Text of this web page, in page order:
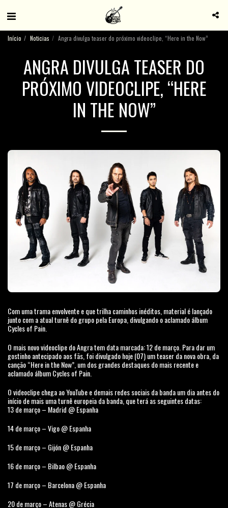
Início Noticias Angra divulga teaser do próximo videoclipe, “Here in the Now”
ANGRA DIVULGA TEASER DO
PRÓXIMO VIDEOCLIPE, “HERE
IN THE NOW”
Com uma trama envolvente e que trilha caminhos inéditos, material é lançado
junto com a atual turnê do grupo pela Europa, divulgando o aclamado álbum
Cycles of Pain.
O mais novo videoclipe do Angra tem data marcada: 12 de março. Para dar um
gostinho antecipado aos fãs, foi divulgado hoje (07) um teaser da nova obra, da
canção “Here in the Now”, um dos grandes destaques do mais recente e
aclamado álbum Cycles of Pain.
O videoclipe chega ao YouTube e demais redes sociais da banda um dia antes do
início de mais uma turnê europeia da banda, que terá as seguintes datas:
13 de março – Madrid @ Espanha
14 de março – Vigo @ Espanha
15 de março – Gijón @ Espanha
16 de março – Bilbao @ Espanha
17 de março – Barcelona @ Espanha
20 de março – Atenas @ Grécia